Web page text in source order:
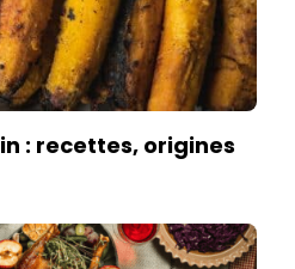
: recettes, origines